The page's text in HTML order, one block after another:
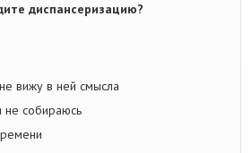
диспансеризацию?
вижу в ней смысла
собираюсь